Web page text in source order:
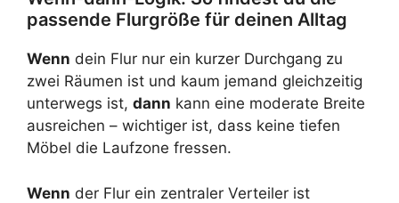
passende Flurgröße für deinen Alltag
Wenn dein Flur nur ein kurzer Durchgang zu
zwei Räumen ist und kaum jemand gleichzeitig
unterwegs ist, dann kann eine moderate Breite
ausreichen – wichtiger ist, dass keine tiefen
Möbel die Laufzone fressen.
Wenn der Flur ein zentraler Verteiler ist